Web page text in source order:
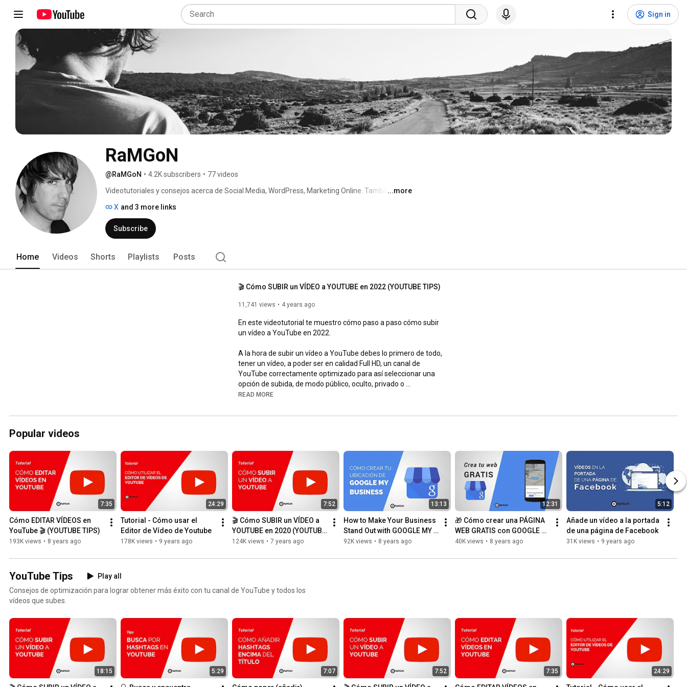
Sign in
RaMGoN
@RaMGoN • 4.2K subscribers • 77 videos
Videotutoriales y consejos acerca de Social Media, WordPress, Marketing Online. También te
actividades en los que participo. ¡Sigue ya mi canal y no te pierdas nada de todo lo que
comparto!
...more
X and 3 more links
Subscribe
Home Videos Shorts Playlists Posts
🎬 Cómo SUBIR un VÍDEO a YOUTUBE en 2022 (YOUTUBE TIPS)
11,741 views 4 years ago
En este videotutorial te muestro cómo paso a paso cómo subir
un vídeo a YouTube en 2022.
A la hora de subir un vídeo a YouTube debes lo primero de todo,
tener un vídeo, a poder ser en calidad Full HD, un canal de
YouTube correctamente optimizado para así seleccionar una
opción de subida, de modo público, oculto, privado o
programado, siempre es mejor opción subir un vídeo a
Una vez subido sólo tendrás que completar el resto de
información y optimización del vídeo que acabas de subir antes
de que sea publico.
0:30
1:21
4:45
8:39
#Tips #Videotutorial
--------------
Mi equipo
READ MORE
Popular videos
7:35
Cómo EDITAR VÍDEOS en
YouTube 🎬 (YOUTUBE TIPS)
193K views • 8 years ago
24:29
Tutorial - Cómo usar el
Editor de Vídeo de Youtube
178K views • 9 years ago
7:52
🎬 Cómo SUBIR un VÍDEO a
YOUTUBE en 2020 (YOUTUBE
TIPS)
124K views • 7 years ago
13:13
How to Make Your Business
Stand Out with GOOGLE MY
BUSINESS 2020 [Guide]
92K views • 8 years ago
12:31
🎁 Cómo crear una PÁGINA
WEB GRATIS con GOOGLE
MY BUSINESS en 2019 (
40K views • 8 years ago
5:12
Añade un vídeo a la portada
de una página de Facebook
31K views • 9 years ago
YouTube Tips
Play all
Consejos de optimización para lograr obtener más éxito con tu canal de YouTube y todos los
vídeos que subes.
18:15 5:29 7:07 7:52 7:35 24:29